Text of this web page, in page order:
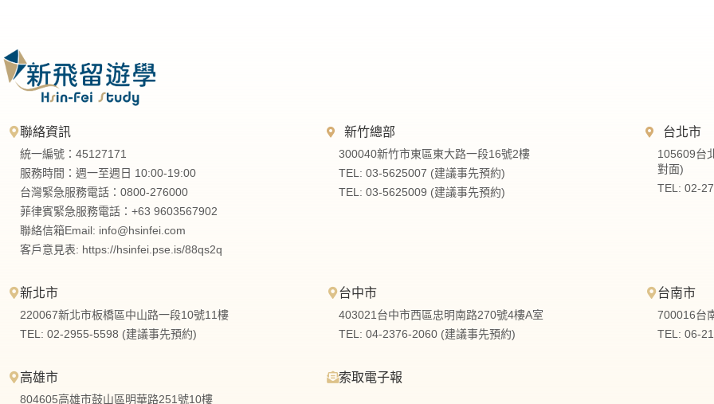
聯絡資訊
統一編號：45127171
服務時間：週一至週日 10:00-19:00
台灣緊急服務電話：0800-276000
菲律賓緊急服務電話：+63 9603567902
聯絡信箱Email: info@hsinfei.com
客戶意見表: https://hsinfei.pse.is/88qs2q
新竹總部
300040新竹市東區東大路一段16號2樓
TEL: 03-5625007 (建議事先預約)
TEL: 03-5625009 (建議事先預約)
台北市
105609台
對面)
TEL: 02-
新北市
220067新北市板橋區中山路一段10號11樓
TEL: 02-2955-5598 (建議事先預約)
台中市
403021台中市西區忠明南路270號4樓A室
TEL: 04-2376-2060 (建議事先預約)
台南市
700016台
TEL: 06-
高雄市
804605高雄市鼓山區明華路251號10樓
索取電子報